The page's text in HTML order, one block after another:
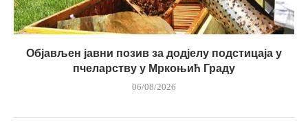
Објављен јавни позив за додјелу подстицаја у
пчеларству у Мркоњић Граду
06/08/2026